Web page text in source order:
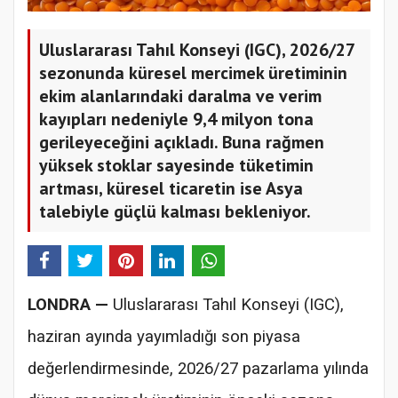
Uluslararası Tahıl Konseyi (IGC), 2026/27
sezonunda küresel mercimek üretiminin
ekim alanlarındaki daralma ve verim
kayıpları nedeniyle 9,4 milyon tona
gerileyeceğini açıkladı. Buna rağmen
yüksek stoklar sayesinde tüketimin
artması, küresel ticaretin ise Asya
talebiyle güçlü kalması bekleniyor.
LONDRA — Uluslararası Tahıl Konseyi (IGC),
haziran ayında yayımladığı son piyasa
değerlendirmesinde, 2026/27 pazarlama yılında